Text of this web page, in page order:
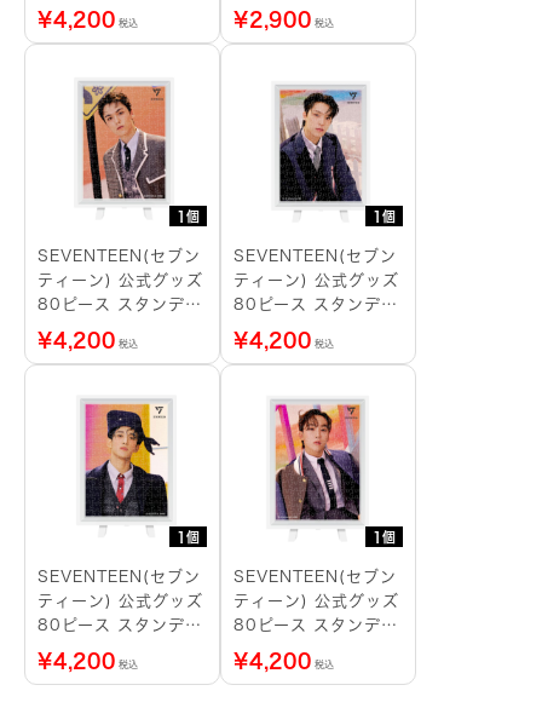
ングパズル
¥4,200 税込
グ S.COUPS
¥2,900 税込
1個
SEVENTEEN(セブン
ティーン) 公式グッズ
80ピース スタンディ
ングパズル VERNON
¥4,200 税込
1個
SEVENTEEN(セブン
ティーン) 公式グッズ
80ピース スタンディ
ングパズル DINO
¥4,200 税込
1個
SEVENTEEN(セブン
ティーン) 公式グッズ
80ピース スタンディ
ングパズル DK
¥4,200 税込
1個
SEVENTEEN(セブン
ティーン) 公式グッズ
80ピース スタンディ
ングパズル
SEUNGKEAN
¥4,200 税込